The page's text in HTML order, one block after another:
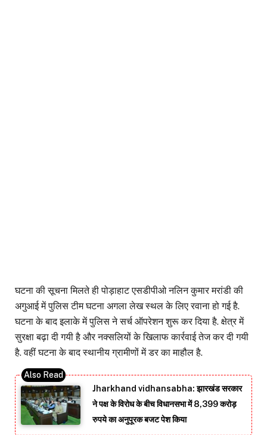
घटना की सूचना मिलते ही पोड़ाहाट एसडीपीओ नलिन कुमार मरांडी की
अगुआई में पुलिस टीम घटना अगला लेख स्थल के लिए रवाना हो गई है.
घटना के बाद इलाके में पुलिस ने सर्च ऑपरेशन शुरू कर दिया है. क्षेत्र में
सुरक्षा बढ़ा दी गयी है और नक्सलियों के खिलाफ कार्रवाई तेज कर दी गयी
है. वहीं घटना के बाद स्थानीय ग्रामीणों में डर का माहौल है.
Jharkhand vidhansabha: झारखंड सरकार
ने पक्ष के विरोध के बीच विधानसभा में 8,399 करोड़
रुपये का अनुपूरक बजट पेश किया